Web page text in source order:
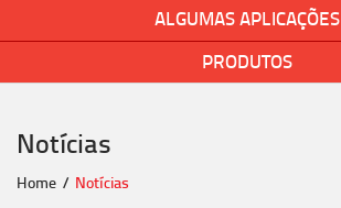
ALGUMAS APLICAÇÕES
PRODUTOS
Notícias
Home Notícias